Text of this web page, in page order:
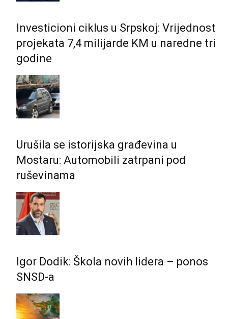
Investicioni ciklus u Srpskoj: Vrijednost
projekata 7,4 milijarde KM u naredne tri
godine
Urušila se istorijska građevina u
Mostaru: Automobili zatrpani pod
ruševinama
Igor Dodik: Škola novih lidera – ponos
SNSD-a